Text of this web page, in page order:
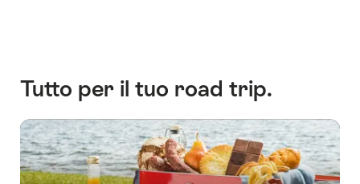
Tutto per il tuo road trip.